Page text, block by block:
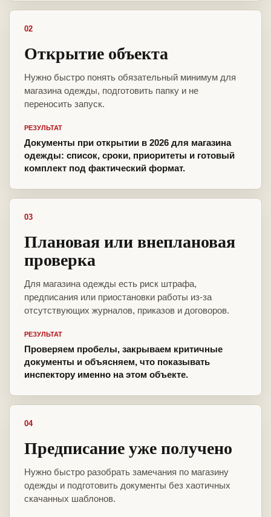
02
Открытие объекта
Нужно быстро понять обязательный минимум для
магазина одежды, подготовить папку и не
переносить запуск.
РЕЗУЛЬТАТ
Документы при открытии в 2026 для магазина
одежды: список, сроки, приоритеты и готовый
комплект под фактический формат.
03
Плановая или внеплановая
проверка
Для магазина одежды есть риск штрафа,
предписания или приостановки работы из-за
отсутствующих журналов, приказов и договоров.
РЕЗУЛЬТАТ
Проверяем пробелы, закрываем критичные
документы и объясняем, что показывать
инспектору именно на этом объекте.
04
Предписание уже получено
Нужно быстро разобрать замечания по магазину
одежды и подготовить документы без хаотичных
скачанных шаблонов.